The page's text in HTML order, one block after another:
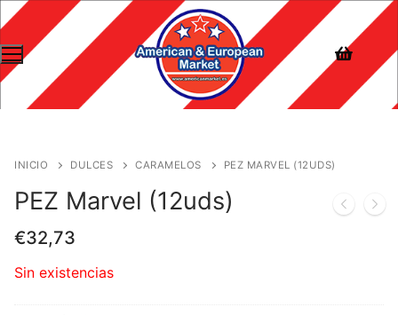
INICIO DULCES CARAMELOS PEZ MARVEL (12UDS)
PEZ Marvel (12uds)
€32,73
Sin existencias